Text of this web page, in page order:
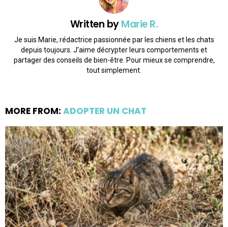
Written byMarie R.
Je suis Marie, rédactrice passionnée par les chiens et les chats
depuis toujours. J’aime décrypter leurs comportements et
partager des conseils de bien-être. Pour mieux se comprendre,
tout simplement.
MORE FROM: ADOPTER UN CHAT